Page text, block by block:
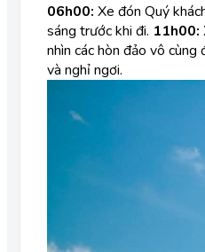
06h00: Xe đón Quý
sáng trước khi đi. 11h00:
nhìn các hòn đảo vô cùng
và nghỉ ngơi.